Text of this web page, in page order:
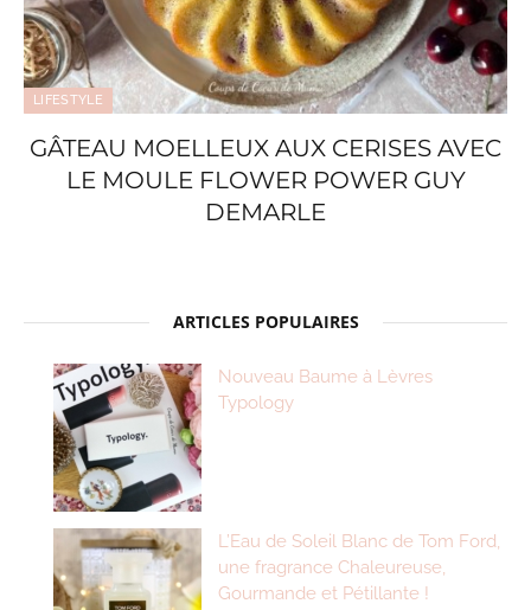
LIFESTYLE
GÂTEAU MOELLEUX AUX CERISES AVEC
LE MOULE FLOWER POWER GUY
DEMARLE
ARTICLES POPULAIRES
Nouveau Baume à Lèvres
Typology
L’Eau de Soleil Blanc de Tom Ford,
une fragrance Chaleureuse,
Gourmande et Pétillante !